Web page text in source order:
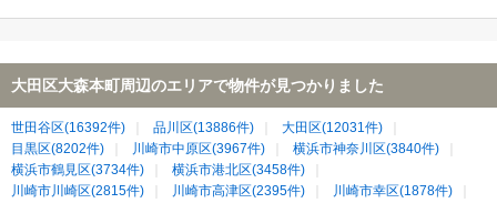
大田区大森本町周辺のエリアで物件が見つかりました
世田谷区(16392件) 品川区(13886件)
大田区(12031件)
目黒区(8202件)
川崎市中原区(3967件)
横浜市神奈川区(3840件)
横浜市鶴見区(3734件)
横浜市港北区(3458件)
川崎市川崎区(2815件)
川崎市高津区(2395件) 川崎市幸区(1878件)